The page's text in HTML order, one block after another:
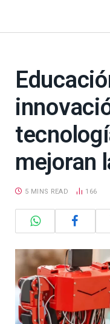
mejoran
5 MINS READ 166